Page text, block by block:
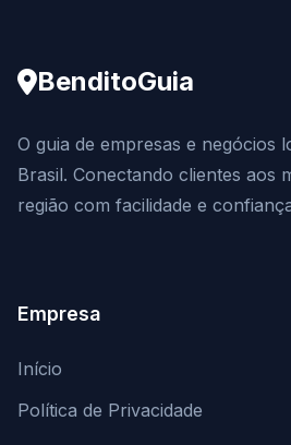
BenditoGuia
O guia de empresas e negócios
Brasil. Conectando clientes aos
região com facilidade e
Empresa
Início
Política de Privacidade